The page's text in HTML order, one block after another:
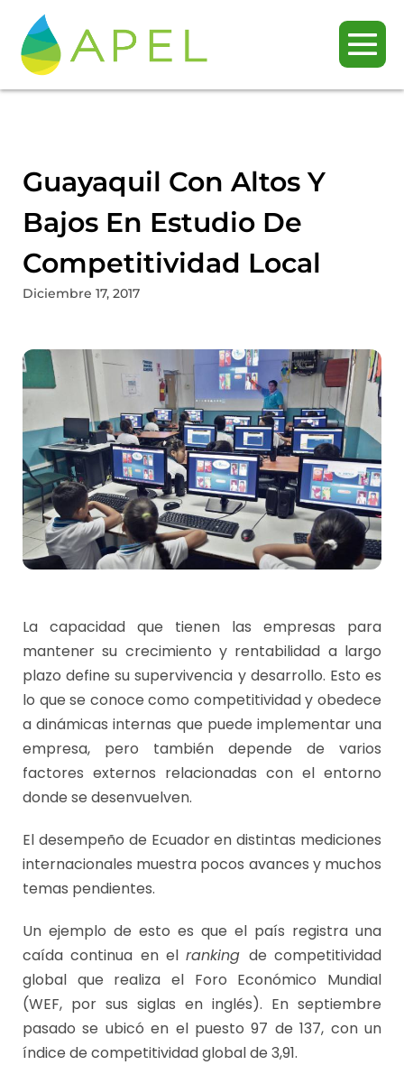
Guayaquil Con Altos Y
Bajos En Estudio De
Competitividad Local
Diciembre 17, 2017
La capacidad que tienen las empresas para
mantener su crecimiento y rentabilidad a largo
plazo define su supervivencia y desarrollo. Esto es
lo que se conoce como competitividad y obedece
a dinámicas internas que puede implementar una
empresa, pero también depende de varios
factores externos relacionadas con el entorno
donde se desenvuelven.
El desempeño de Ecuador en distintas mediciones
internacionales muestra pocos avances y muchos
temas pendientes.
Un ejemplo de esto es que el país registra una
caída continua en elranking de competitividad
global que realiza el Foro Económico Mundial
(WEF, por sus siglas en inglés). En septiembre
pasado se ubicó en el puesto 97 de 137, con un
índice de competitividad global de 3,91.